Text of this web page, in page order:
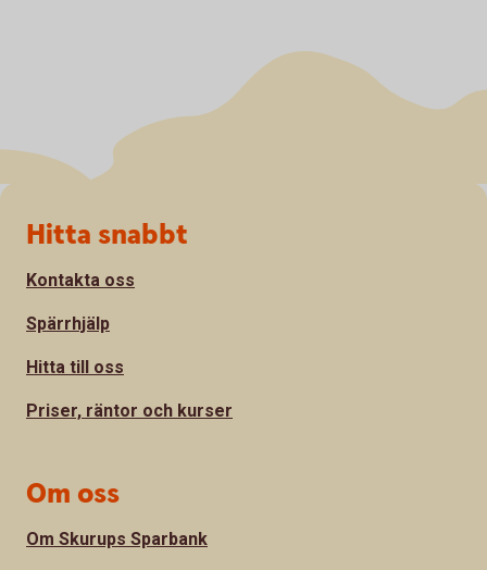
Sidfot
Hitta snabbt
Kontakta oss
Spärrhjälp
Hitta till oss
Priser, räntor och kurser
Om oss
Om Skurups Sparbank